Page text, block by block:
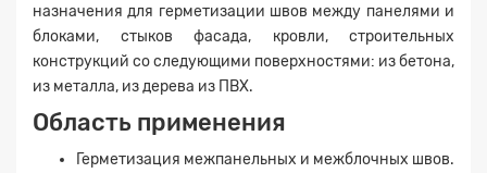
назначения для герметизации швов между панелями и
блоками, стыков фасада, кровли, строительных
конструкций со следующими поверхностями: из бетона,
из металла, из дерева из ПВХ.
Область применения
Герметизация межпанельных и межблочных швов.